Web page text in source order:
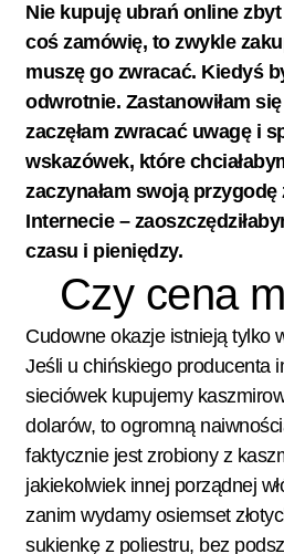
Nie kupuję ubrań online
coś zamówię, to zwykle
muszę go zwracać. Kiedyś
odwrotnie. Zastanowiłam
zaczęłam zwracać uwagę i
wskazówek, które
zaczynałam swoją
Internecie –
czasu i pieniędzy.
Czy cena
Cudowne okazje istnieją tylko
Jeśli u chińskiego producenta
sieciówek kupujemy
dolarów, to ogromną
faktycznie jest zrobiony z
jakiekolwiek innej porządnej
zanim wydamy osiemset
sukienkę z poliestru, bez